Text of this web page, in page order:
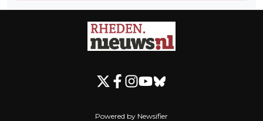
Powered by Newsifier